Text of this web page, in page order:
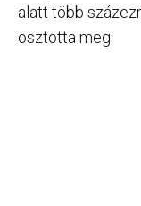
alatt több
osztotta meg.